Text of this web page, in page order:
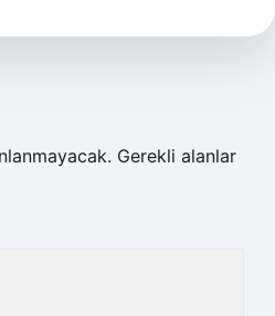
Gerekli alanlar